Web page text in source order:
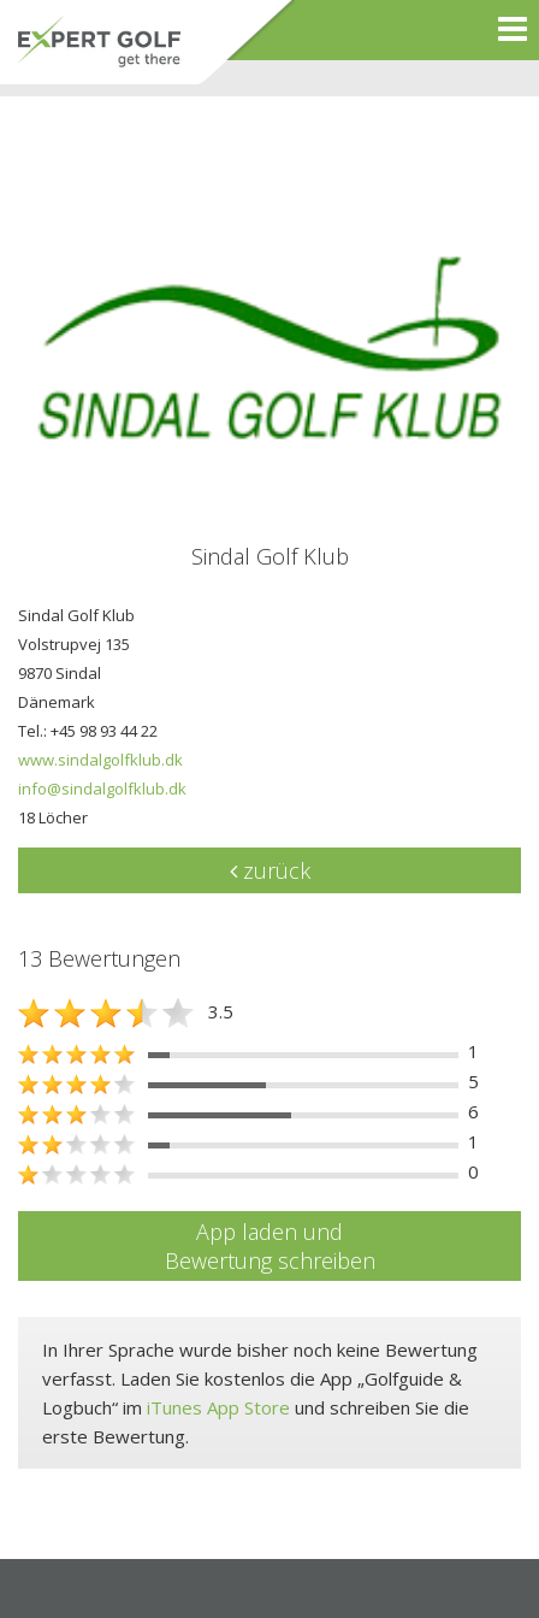
Sindal Golf Klub
Sindal Golf Klub
Volstrupvej 135
9870 Sindal
Dänemark
Tel.: +45 98 93 44 22
www.sindalgolfklub.dk
info@sindalgolfklub.dk
18 Löcher
zurück
13 Bewertungen
3.5
1
5
6
1
0
App laden und
Bewertung schreiben
In Ihrer Sprache wurde bisher noch keine Bewertung
verfasst. Laden Sie kostenlos die App „Golfguide &
Logbuch“ im iTunes App Store und schreiben Sie die
erste Bewertung.